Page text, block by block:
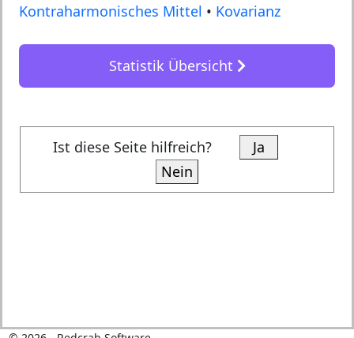
Kontraharmonisches Mittel • Kovarianz
Statistik Übersicht
Ist diese Seite hilfreich?
Ja
Nein